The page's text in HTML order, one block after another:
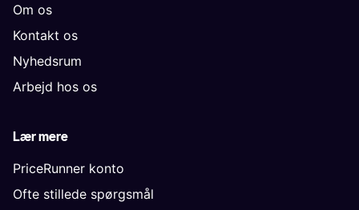
Om os
Kontakt os
Nyhedsrum
Arbejd hos os
Lær mere
PriceRunner konto
Ofte stillede spørgsmål